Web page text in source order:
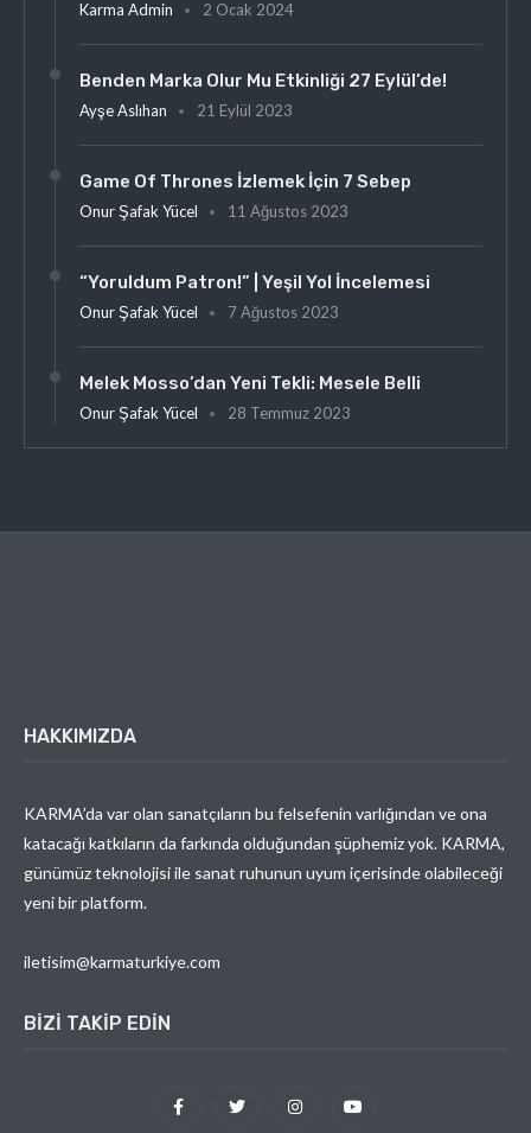
Karma Admin 2 Ocak 2024
Benden Marka Olur Mu Etkinliği 27 Eylül’de!
Ayşe Aslıhan 21 Eylül 2023
Game Of Thrones İzlemek İçin 7 Sebep
Onur Şafak Yücel 11 Ağustos 2023
“Yoruldum Patron!” | Yeşil Yol İncelemesi
Onur Şafak Yücel 7 Ağustos 2023
Melek Mosso’dan Yeni Tekli: Mesele Belli
Onur Şafak Yücel 28 Temmuz 2023
HAKKIMIZDA
KARMA’da var olan sanatçıların bu felsefenin varlığından ve ona
katacağı katkıların da farkında olduğundan şüphemiz yok. KARMA,
günümüz teknolojisi ile sanat ruhunun uyum içerisinde olabileceği
yeni bir platform.
iletisim@karmaturkiye.com
BIZI TAKIP EDIN